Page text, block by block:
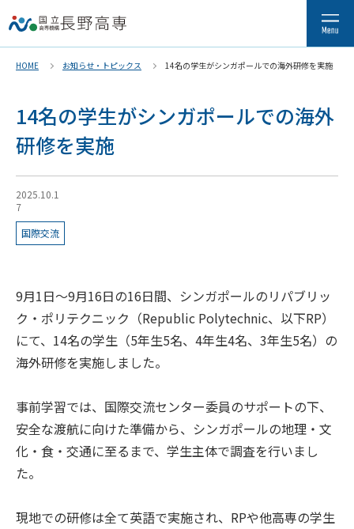
HOME お知らせ・トピックス 14名の学生がシンガポールでの海外研修を実施
14名の学生がシンガポールでの海外
研修を実施
2025.10.1
7
国際交流
9月1日～9月16日の16日間、シンガポールのリパブリッ
ク・ポリテクニック（Republic Polytechnic、以下RP）
にて、 14名の学生（5年生5名、 4年生4名、 3年生5名）の
海外研修を実施しました。
事前学習では、国際交流センター委員のサポートの下、
安全な渡航に向けた準備から、シンガポールの地理・文
化・食・交通に至るまで、学生主体で調査を行いまし
た。
現地での研修は全て英語で実施され、RPや他高専の学生